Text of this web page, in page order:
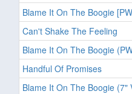
Blame It On The Boogie
Can't Shake The Feeling
Blame It On The Boogie
Handful Of Promises
Blame It On The Boogie (7"